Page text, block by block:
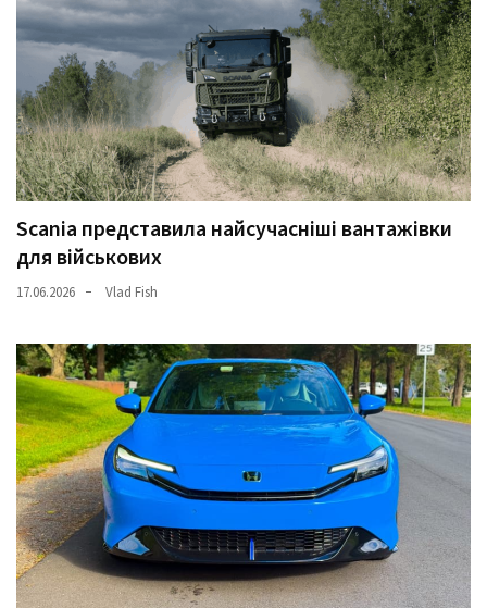
Scania представила найсучасніші вантажівки
для військових
17.06.2026 Vlad Fish